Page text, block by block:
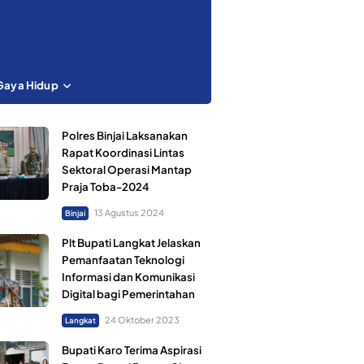
Hidup
Polres Binjai Laksanakan
Rapat Koordinasi Lintas
Sektoral Operasi Mantap
Praja Toba-2024
Binjai 13 Agustus 2024
Plt Bupati Langkat Jelaskan
Pemanfaatan Teknologi
Informasi dan Komunikasi
Digital bagi Pemerintahan
Langkat 24 Oktober 2023
Bupati Karo Terima Aspirasi